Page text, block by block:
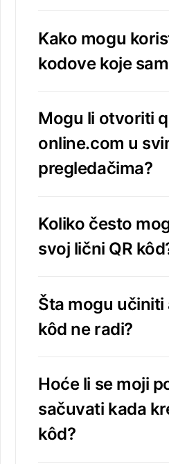
Kako mogu
kodove koje
Mogu li otvoriti
online.com u
pregledačima?
Koliko često
svoj lični QR
Šta mogu učiniti
kôd ne radi?
Hoće li se moji
sačuvati kada
kôd?